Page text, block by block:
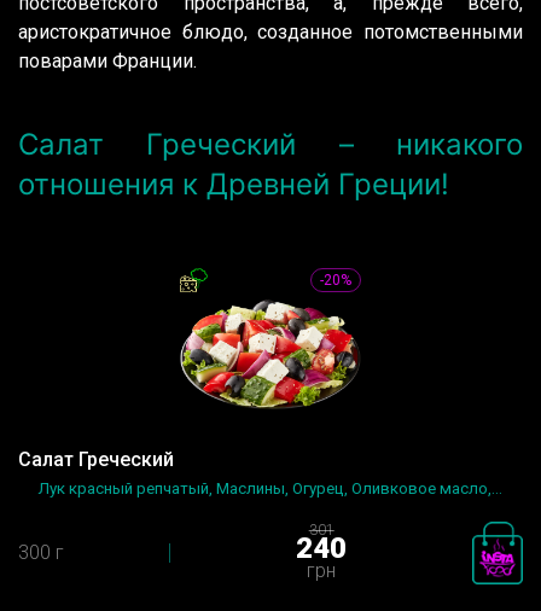
аристократичное блюдо, созданное потомственными
поварами Франции.
Салат Греческий – никакого
отношения к Древней Греции!
-20%
Салат Греческий
Лук красный репчатый, Маслины, Огурец, Оливковое масло,...
300 г
301
240
грн